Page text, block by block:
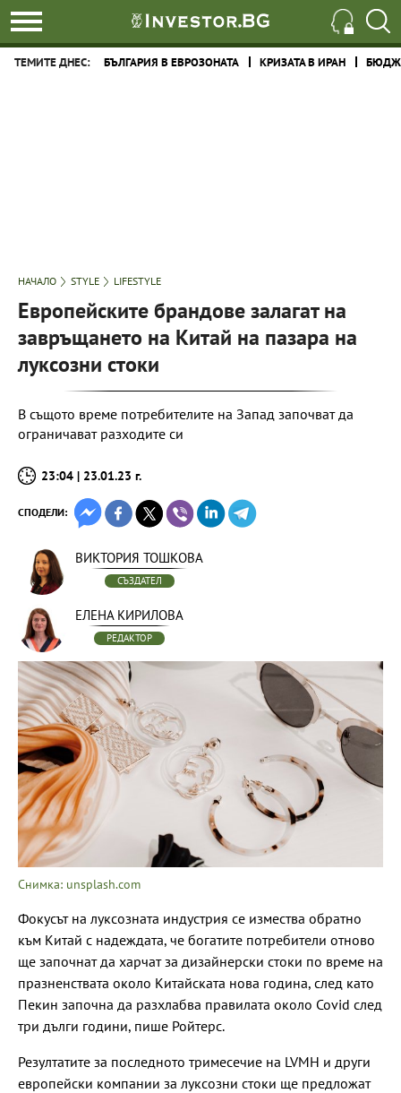
ТЕМИТЕ ДНЕС: БЪЛГАРИЯ В ЕВРОЗОНАТА КРИЗАТА В ИРАН
НАЧАЛО STYLE LIFESTYLE
Европейските брандове залагат на
завръщането на Китай на пазара на
луксозни стоки
В същото време потребителите на Запад започват да
ограничават разходите си
23:04 | 23.01.23 г.
СПОДЕЛИ:
ВИКТОРИЯ ТОШКОВА
СЪЗДАТЕЛ
ЕЛЕНА КИРИЛОВА
РЕДАКТОР
Снимка: unsplash.com
Фокусът на луксозната индустрия се измества обратно
към Китай с надеждата, че богатите потребители отново
ще започнат да харчат за дизайнерски стоки по време на
празненствата около Китайската нова година, след като
Пекин започна да разхлабва правилата около Covid след
три дълги години, пише Ройтерс.
Резултатите за последното тримесечие на LVMH и други
европейски компании за луксозни стоки ще предложат